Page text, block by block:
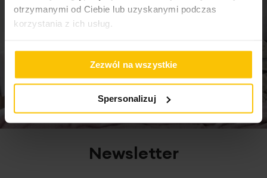
otrzymanymi od Ciebie lub uzyskanymi podczas
korzystania z ich usług.
Zezwól na wszystkie
Spersonalizuj
zawieszenie: tunel
szerokość tunelu/średnica: 5 cm
wysokość wypustki nad tunelem: 2 cm
Newsletter